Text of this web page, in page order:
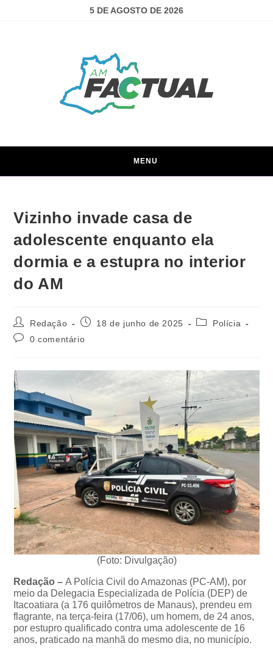
5 DE AGOSTO DE 2026
MENU
Vizinho invade casa de
adolescente enquanto ela
dormia e a estupra no interior
do AM
Redação 18 de junho de 2025
Polícia
0 comentário
(Foto: Divulgação)
Redação –A Polícia Civil do Amazonas (PC-AM), por
meio da Delegacia Especializada de Polícia (DEP) de
Itacoatiara (a 176 quilômetros de Manaus), prendeu em
flagrante, na terça-feira (17/06), um homem, de 24 anos,
por estupro qualificado contra uma adolescente de 16
anos, praticado na manhã do mesmo dia, no município.